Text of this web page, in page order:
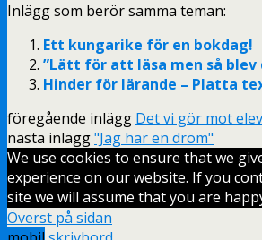
Inlägg som berör samma teman:
Ett kungarike för en bokdag!
”Lätt för att läsa men så blev
Hinder för lärande – Platta
föregående inlägg Det vi gör mot
nästa inlägg"Jag har en dröm"
We use cookies to ensure that we
experience on our website. If you
site we will assume that you are
Överst på sidan